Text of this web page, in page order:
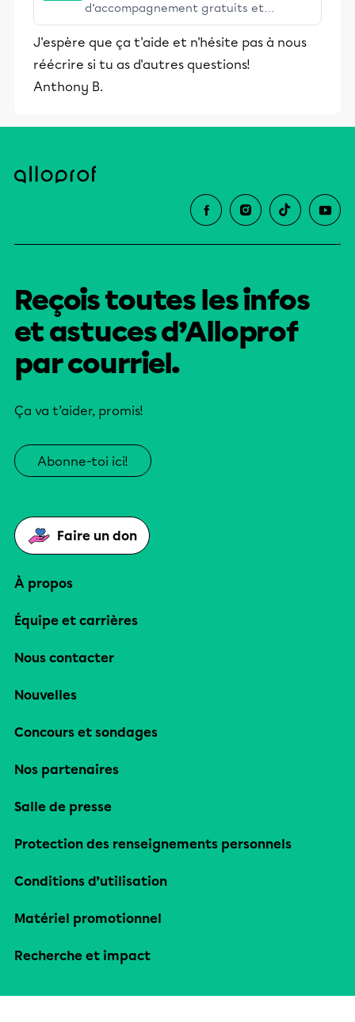
d’accompagnement gratuits et
stimulants, Alloprof engage les élèves
et leurs parents dans la réussite
éducative.
J'espère que ça t'aide et n'hésite pas à nous
réécrire si tu as d'autres questions!
Anthony B.
Reçois toutes les infos
et astuces d’Alloprof
par courriel.
Ça va t’aider, promis!
Abonne-toi ici!
Faire un don
À propos
Équipe et carrières
Nous contacter
Nouvelles
Concours et sondages
Nos partenaires
Salle de presse
Protection des renseignements personnels
Conditions d’utilisation
Matériel promotionnel
Recherche et impact